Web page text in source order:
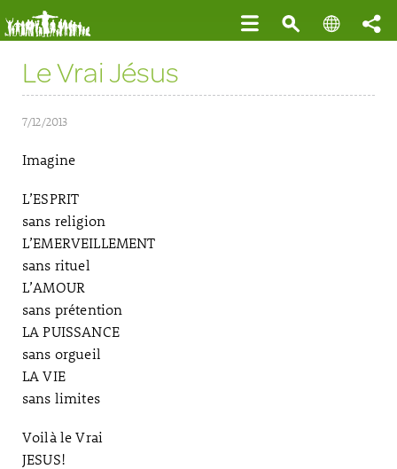
Le Vrai Jésus
7/12/2013
Imagine
L’ESPRIT
sans religion
L’EMERVEILLEMENT
sans rituel
L’AMOUR
sans prétention
LA PUISSANCE
sans orgueil
LA VIE
sans limites
Voilà le Vrai
JESUS!